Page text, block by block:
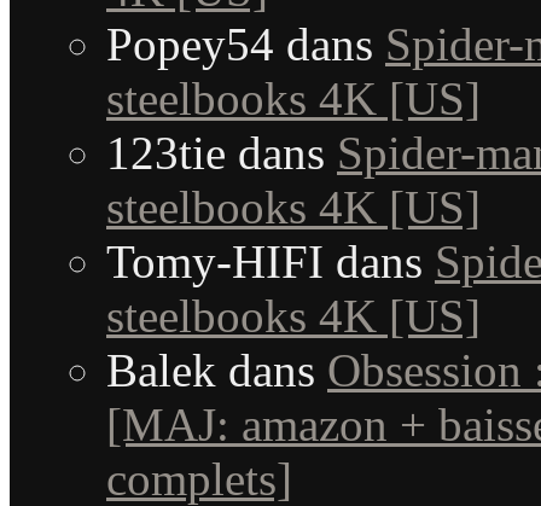
Popey54 dans Spider-
steelbooks 4K [US]
123tie dans Spider-
steelbooks 4K [US]
Tomy-HIFI dans
steelbooks 4K [US]
Balek dans Obsession
[MAJ: amazon +
complets]